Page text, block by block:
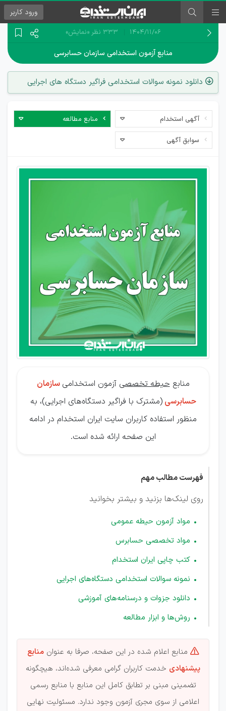
ورود کاربر
۱۴۰۴/۱۱/۰۶ 333 نظر «نمایش»
منابع آزمون استخدامی سازمان حسابرسی
دانلود نمونه سوالات استخدامی فراگیر دستگاه های اجرایی
آگهی استخدام منابع مطالعه
سوابق آگهی
دانلود
منابع
آزمون
سازمان
حسابرسی
منابعحیطه تخصصی آزمون استخدامی سازمان
حسابرسی (مشترک با فراگیر دستگاه‌های اجرایی)، به
منظور استفاده کاربران سایت ایران استخدام در ادامه
این صفحه ارائه شده است.
فهرست مطالب مهم
روی لینک‌ها بزنید و بیشتر بخوانید
مواد آزمون حیطه عمومی
مواد تخصصی حسابرس
کتب چاپی ایران استخدام
نمونه سوالات استخدامی دستگاه‌های اجرایی
دانلود جزوات و درسنامه‌های آموزشی
روش‌ها و ابزار مطالعه
 منابع اعلام شده در این صفحه، صرفا به عنوان منابع
پیشنهادی خدمت کاربران گرامی معرفی شده‌اند، هیچگونه
تضمینی مبنی بر تطابق کامل این منابع با منابع رسمی
اعلامی از سوی مجری آزمون وجود ندارد. مسئولیت نهایی